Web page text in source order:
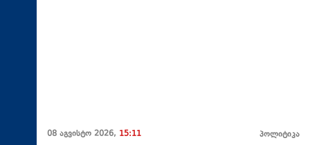
08 აგვისტო 2026, 15:11 პოლიტიკა